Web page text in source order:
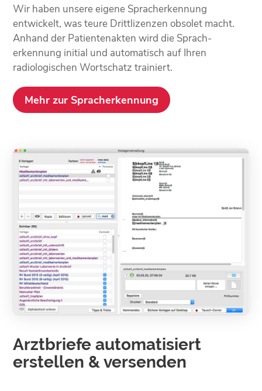
Wir haben unsere eigene Sprach­erkennung
entwickelt, was teure Drittlizenzen obsolet macht.
Anhand der Patienten­akten wird die Sprach­
erkennung initial und automatisch auf Ihren
radiologischen Wortschatz trainiert.
Mehr zur Spracherkennung
Arztbriefe auto­matisiert
erstellen & versenden